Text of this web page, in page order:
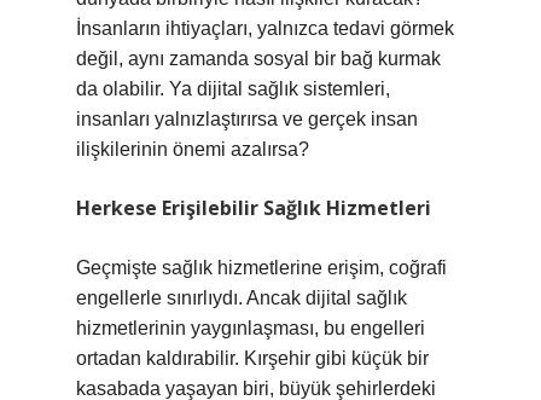
İnsanların ihtiyaçları, yalnızca tedavi görmek
değil, aynı zamanda sosyal bir bağ kurmak
da olabilir. Ya dijital sağlık sistemleri,
insanları yalnızlaştırırsa ve gerçek insan
ilişkilerinin önemi azalırsa?
Herkese Erişilebilir Sağlık Hizmetleri
Geçmişte sağlık hizmetlerine erişim, coğrafi
engellerle sınırlıydı. Ancak dijital sağlık
hizmetlerinin yaygınlaşması, bu engelleri
ortadan kaldırabilir. Kırşehir gibi küçük bir
kasabada yaşayan biri, büyük şehirlerdeki